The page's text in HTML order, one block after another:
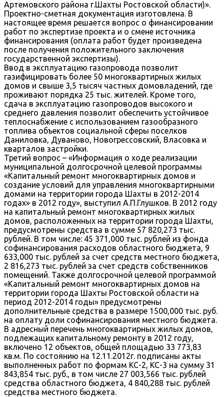
Артемовского района г.Шахты Ростовской области)».
Проектно-сметная документация изготовлена. В
настоящее время решается вопрос о финансировании
работ по экспертизе проекта и о смене источника
финансирования (оплата работ будет произведена
после получения положительного заключения
государственной экспертизы).
Ввод в эксплуатацию газопровода позволит
газифицировать более 50 многоквартирных жилых
домов и свыше 3,5 тысяч частных домовладений, где
проживают порядка 25 тыс. жителей. Кроме того,
сдача в эксплуатацию газопроводов высокого и
среднего давления позволит обеспечить устойчивое
теплоснабжение с использованием газообразного
топлива объектов социальной сферы поселков
Даниловка, Дуваново, Новогрессовский, Власовка и
кварталов застройки.
Третий вопрос – «Информация о ходе реализации
муниципальной долгосрочной целевой программы
«Капитальный ремонт многоквартирных домов и
создание условий для управления многоквартирными
домами на территории города Шахты в 2012-2014
годах» в 2012 году», выступил А.П.Глушков. В 2012 году
на капитальный ремонт многоквартирных жилых
домов, расположенных на территории города Шахты,
предусмотрены средства в сумме 57 820,273 тыс.
рублей. В том числе: 45 371,000 тыс. рублей из фонда
софинансирования расходов областного бюджета, 9
633,000 тыс. рублей за счет средств местного бюджета,
2 816,273 тыс. рублей за счет средств собственников
помещений. Также долгосрочной целевой программой
«Капитальный ремонт многоквартирных домов на
территории города Шахты Ростовской области на
период 2012-2014 годы» предусмотрены
дополнительные средства в размере 1500,000 тыс. руб.
на оплату доли софинансирования местного бюджета.
В адресный перечень многоквартирных жилых домов,
подлежащих капитальному ремонту в 2012 году,
включено 12 объектов, общей площадью 33 773,83
кв.м. По состоянию на 12.11.2012г. подписаны акты
выполненных работ по формам КС-2, КС-3 на сумму 31
843,854 тыс. руб., в том числе 27 003,566 тыс. рублей
средства областного бюджета, 4 840,288 тыс. рублей
средства местного бюджета.